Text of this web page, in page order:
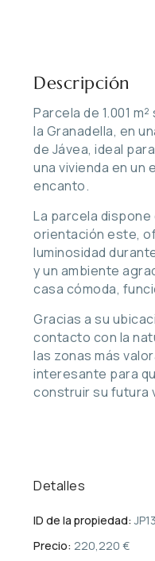
Descripción
Parcela de 1.001
la Granadella, en
de Jávea, ideal
una vivienda en un
encanto.
La parcela
orientación este,
luminosidad
y un ambiente
casa cómoda,
Gracias a su
contacto con la
las zonas más
interesante para
construir su futura
Detalles
ID de la propiedad:
Precio: 220,220 €